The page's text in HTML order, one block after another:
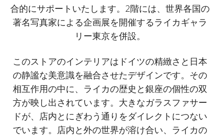
合的にサポートいたします。2階には、世界各国の
著名写真家による企画展を開催するライカギャラ
リー東京を併設。
このストアのインテリアはドイツの精緻さと日本
の静謐な美意識を融合させたデザインです。その
相互作用の中に、ライカの歴史と銀座の個性の双
方が映し出されています。大きなガラスファサー
ドが、店内とにぎわう通りをダイレクトにつない
でいます。店内と外の世界が溶け合い、ライカの